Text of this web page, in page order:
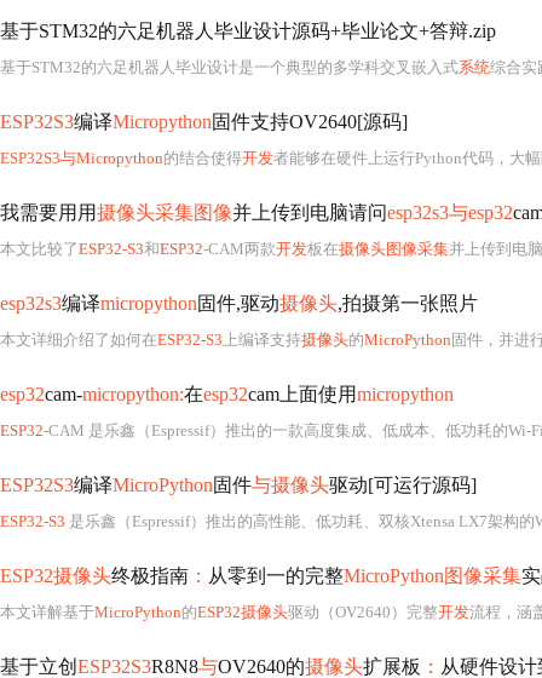
基于STM32的六足机器人毕业设计源码+毕业论文+答辩.zip
基于STM32的六足机器人毕业设计是一个典型的多学科交叉嵌入式系统综合实践
ESP32S3编译Micropython固件支持OV2640[源码]
ESP32S3与Micropython的结合使得开发者能够在硬件上运行Python代码，大
我需要用用摄像头采集图像并上传到电脑请问esp32s3与esp32
本文比较了ESP32-S3和ESP32-CAM两款开发板在摄像头图像采集并上传到电
esp32s3编译micropython固件,驱动摄像头,拍摄第一张照片
本文详细介绍了如何在ESP32-S3 上编译支持摄像头的MicroPython 固件，并进
esp32cam-micropython:在esp32cam上面使用micropython
ESP32-CAM 是乐鑫（Espressif）推出的一款高度集成、低成本、低功耗的Wi-
ESP32S3编译MicroPython固件与摄像头驱动[可运行源码]
ESP32-S3 是乐鑫（Espressif）推出的高性能、低功耗、双核Xtensa LX7架构的Wi-Fi + Bluetooth LE 5.0 SoC，其显著特性包括内置
ESP32摄像头终极指南 ： 从零到一的完整MicroPython图像采集
本文详解基于MicroPython的ESP32摄像头驱动（OV2640）完整开发流程，涵
基于立创 ESP32S3R8N8与OV2640的摄像头扩展板 ： 从硬件设计